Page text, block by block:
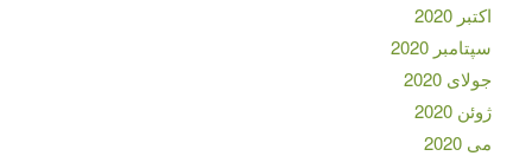
اکتبر 2020
سپتامبر 2020
جولای 2020
ژوئن 2020
می 2020